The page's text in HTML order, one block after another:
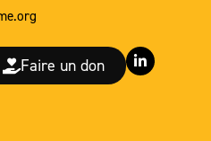
Faire un don
L
i